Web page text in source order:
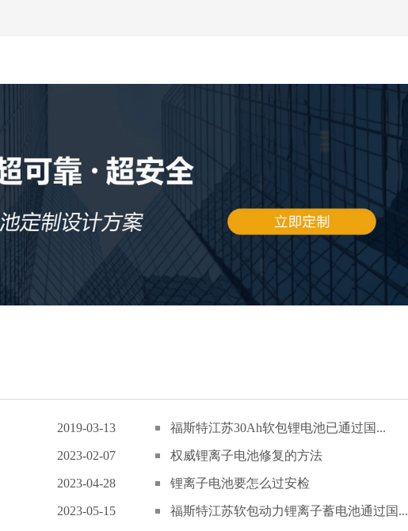
2019-03-13 福斯特江苏30Ah软包锂电池已通过国...
2023-02-07 权威锂离子电池修复的方法
2023-04-28 锂离子电池要怎么过安检
2023-05-15 福斯特江苏软包动力锂离子蓄电池通过国...